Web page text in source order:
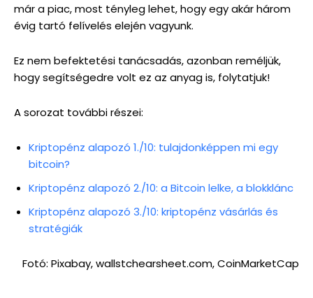
már a piac, most tényleg lehet, hogy egy akár három
évig tartó felívelés elején vagyunk.
Ez nem befektetési tanácsadás, azonban reméljük,
hogy segítségedre volt ez az anyag is, folytatjuk!
A sorozat további részei:
Kriptopénz alapozó 1./10: tulajdonképpen mi egy
bitcoin?
Kriptopénz alapozó 2./10: a Bitcoin lelke, a blokklánc
Kriptopénz alapozó 3./10: kriptopénz vásárlás és
stratégiák
Fotó: Pixabay, wallstchearsheet.com, CoinMarketCap